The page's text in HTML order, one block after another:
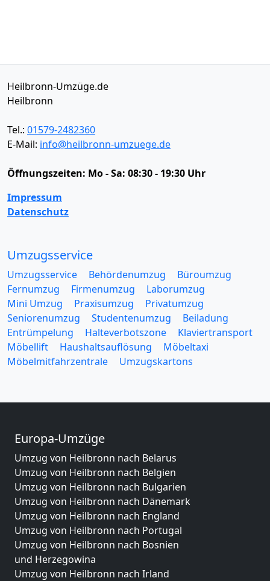
Heilbronn-Umzüge.de
Heilbronn
Tel.: 01579-2482360
E-Mail: info@heilbronn-umzuege.de
Öffnungszeiten: Mo - Sa: 08:30 - 19:30 Uhr
Impressum
Datenschutz
Umzugsservice
Umzugsservice Behördenumzug
Büroumzug
Fernumzug
Firmenumzug
Laborumzug
Mini Umzug
Praxisumzug
Privatumzug
Seniorenumzug
Studentenumzug
Beiladung
Entrümpelung
Halteverbotszone
Klaviertransport
Möbellift
Haushaltsauflösung
Möbeltaxi
Möbelmitfahrzentrale
Umzugskartons
Europa-Umzüge
Umzug von Heilbronn nach Belarus
Umzug von Heilbronn nach Belgien
Umzug von Heilbronn nach Bulgarien
Umzug von Heilbronn nach Dänemark
Umzug von Heilbronn nach England
Umzug von Heilbronn nach Portugal
Umzug von Heilbronn nach Bosnien
und Herzegowina
Umzug von Heilbronn nach Irland